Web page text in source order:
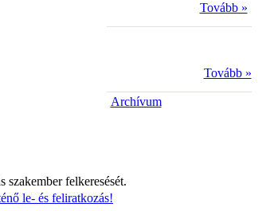
Tovább »
Tovább »
Archívum
szakember felkeresését.
le- és feliratkozás!